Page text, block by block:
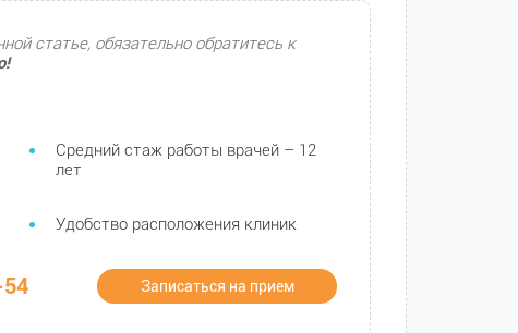
статье, обязательно обратитесь к
Средний стаж работы врачей – 12
лет
Удобство расположения клиник
Записаться на прием